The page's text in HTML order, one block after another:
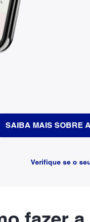
SAIBA MAIS SOBRE
Verifique se o